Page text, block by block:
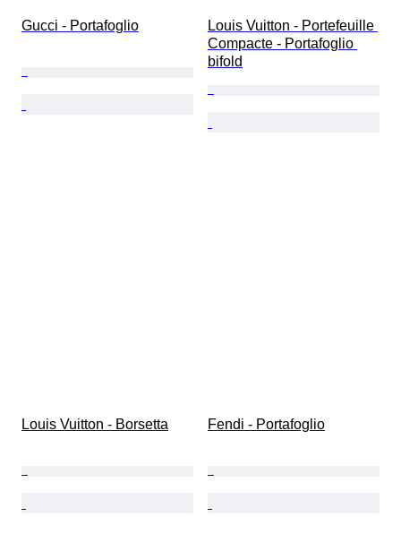
Gucci - Portafoglio
Louis Vuitton - Portefeuille
Compacte - Portafoglio
bifold
Louis Vuitton - Borsetta Fendi - Portafoglio